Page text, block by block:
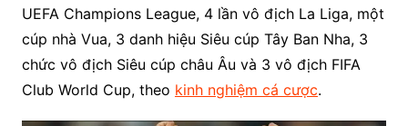
UEFA Champions League, 4 lần vô địch La Liga, một
cúp nhà Vua, 3 danh hiệu Siêu cúp Tây Ban Nha, 3
chức vô địch Siêu cúp châu Âu và 3 vô địch FIFA
Club World Cup, theo kinh nghiệm cá cược.